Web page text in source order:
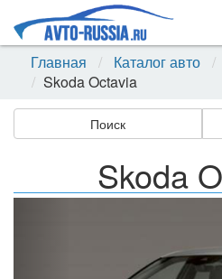
Главная
Каталог авто
Skoda Octavia
Поиск
Skoda